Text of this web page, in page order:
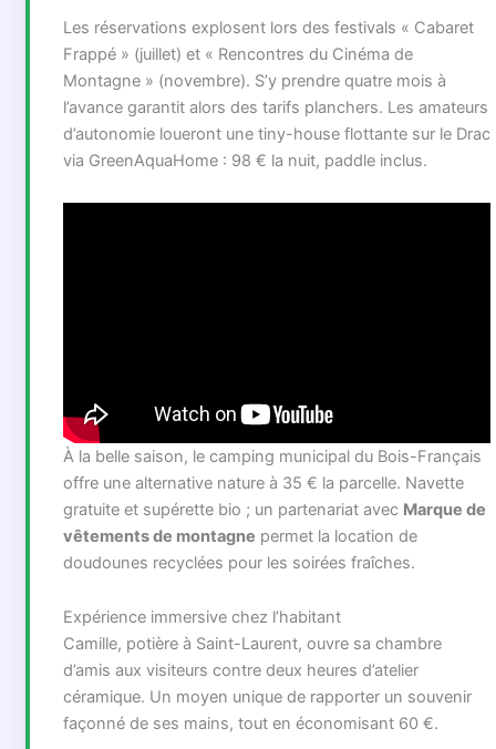
Les réservations explosent lors des festivals « Cabaret
Frappé » (juillet) et « Rencontres du Cinéma de
Montagne » (novembre). S’y prendre quatre mois à
l’avance garantit alors des tarifs planchers. Les amateurs
d’autonomie loueront une tiny-house flottante sur le Drac
via GreenAquaHome : 98 € la nuit, paddle inclus.
À la belle saison, le camping municipal du Bois-Français
offre une alternative nature à 35 € la parcelle. Navette
gratuite et supérette bio ; un partenariat avec Marque de
vêtements de montagne permet la location de
doudounes recyclées pour les soirées fraîches.
Expérience immersive chez l’habitant
Camille, potière à Saint-Laurent, ouvre sa chambre
d’amis aux visiteurs contre deux heures d’atelier
céramique. Un moyen unique de rapporter un souvenir
façonné de ses mains, tout en économisant 60 €.